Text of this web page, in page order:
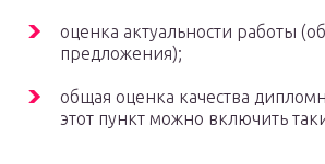
оценка актуальности работы
предложения);
общая оценка качества
этот пункт можно включить